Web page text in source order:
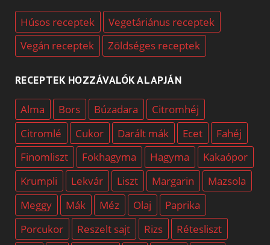
Húsos receptek
Vegetáriánus receptek
Vegán receptek
Zöldséges receptek
RECEPTEK HOZZÁVALÓK ALAPJÁN
Alma Bors Búzadara
Citromhéj
Citromlé
Cukor Darált mák Ecet
Fahéj
Finomliszt
Fokhagyma Hagyma
Kakaópor
Krumpli
Lekvár Liszt Margarin
Mazsola
Meggy
Mák Méz Olaj
Paprika
Porcukor
Reszelt sajt Rizs
Rétesliszt